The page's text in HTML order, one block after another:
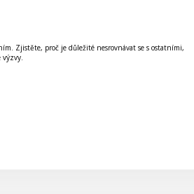
Zjistěte, proč je důležité nesrovnávat se s ostatními,
výzvy.